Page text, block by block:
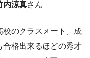
内涼真さん
校のクラスメート。成
合格出来るほどの秀才